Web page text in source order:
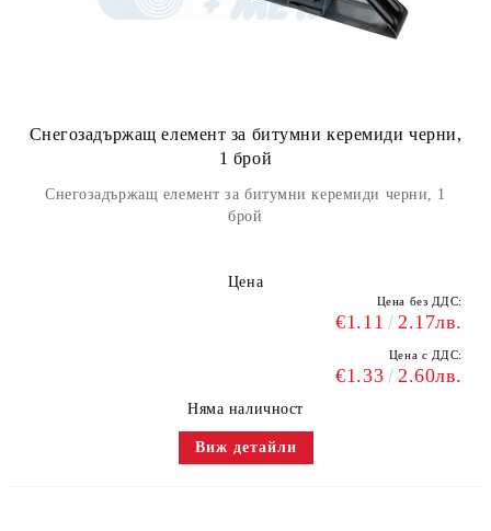
Снегозадържащ елемент за битумни керемиди черни,
1 брой
Снегозадържащ елемент за битумни керемиди черни, 1
брой
Цена
Цена без ДДС:
€1.11 2.17лв.
Цена с ДДС:
€1.33 2.60лв.
Няма наличност
Виж детайли